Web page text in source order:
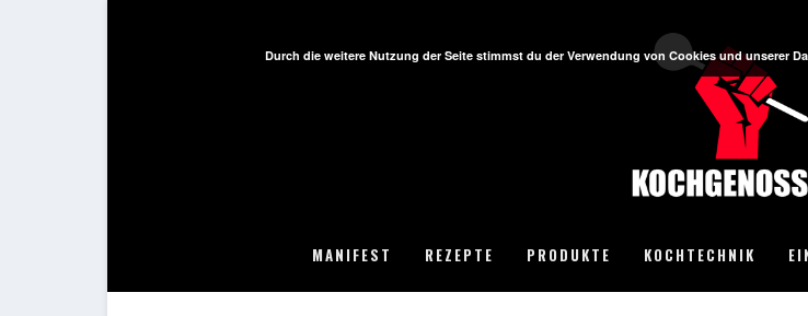
MANIFEST REZEPTE PRODUKTE KOCHTECHNIK
Durch die weitere Nutzung der Seite stimmst du der Verwendung von Cookies und unserer